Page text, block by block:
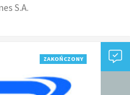
S.A.
ZAKOŃCZONY